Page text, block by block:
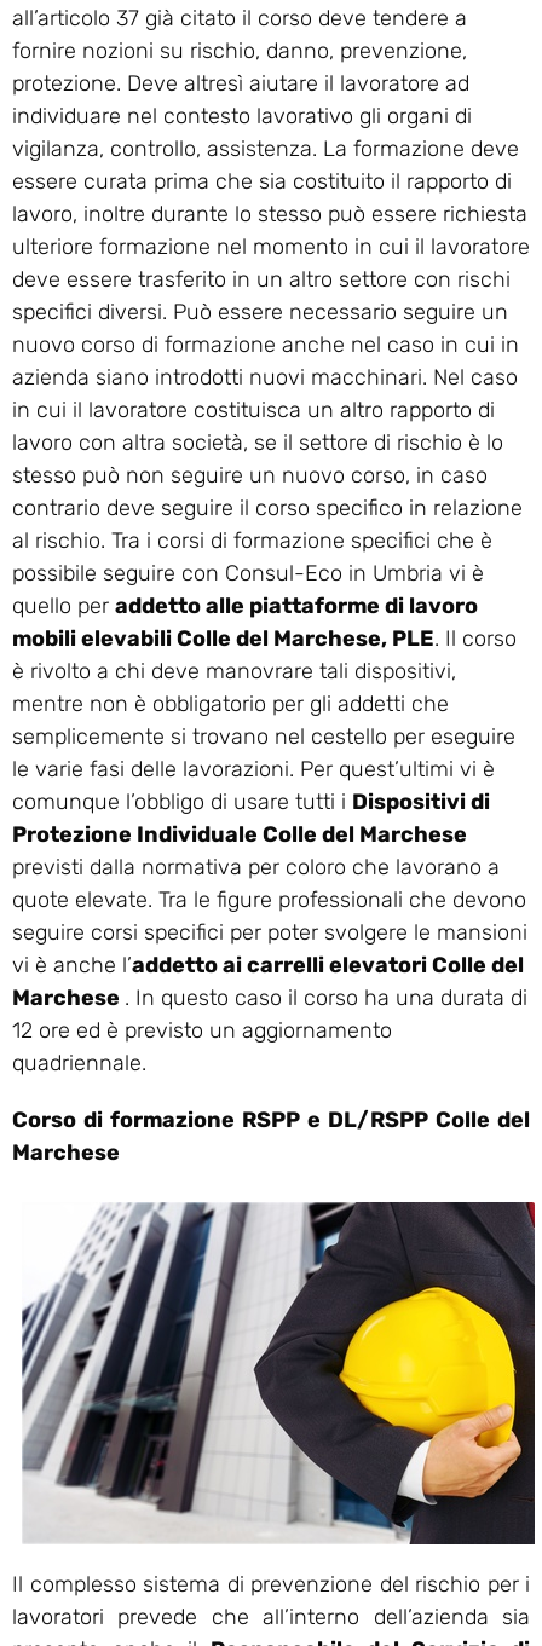
all’articolo 37 già citato il corso deve tendere a
fornire nozioni su rischio, danno, prevenzione,
protezione. Deve altresì aiutare il lavoratore ad
individuare nel contesto lavorativo gli organi di
vigilanza, controllo, assistenza. La formazione deve
essere curata prima che sia costituito il rapporto di
lavoro, inoltre durante lo stesso può essere richiesta
ulteriore formazione nel momento in cui il lavoratore
deve essere trasferito in un altro settore con rischi
specifici diversi. Può essere necessario seguire un
nuovo corso di formazione anche nel caso in cui in
azienda siano introdotti nuovi macchinari. Nel caso
in cui il lavoratore costituisca un altro rapporto di
lavoro con altra società, se il settore di rischio è lo
stesso può non seguire un nuovo corso, in caso
contrario deve seguire il corso specifico in relazione
al rischio. Tra i corsi di formazione specifici che è
possibile seguire con Consul-Eco in Umbria vi è
quello per addetto alle piattaforme di lavoro
mobili elevabili Colle del Marchese, PLE. Il corso
è rivolto a chi deve manovrare tali dispositivi,
mentre non è obbligatorio per gli addetti che
semplicemente si trovano nel cestello per eseguire
le varie fasi delle lavorazioni. Per quest’ultimi vi è
comunque l’obbligo di usare tutti i Dispositivi di
Protezione Individuale Colle del Marchese
previsti dalla normativa per coloro che lavorano a
quote elevate. Tra le figure professionali che devono
seguire corsi specifici per poter svolgere le mansioni
vi è anche l’addetto ai carrelli elevatori Colle del
Marchese . In questo caso il corso ha una durata di
12 ore ed è previsto un aggiornamento
quadriennale.
Corso di formazione RSPP e DL/RSPP Colle del
Marchese
Il complesso sistema di prevenzione del rischio per i
lavoratori prevede che all’interno dell’azienda sia